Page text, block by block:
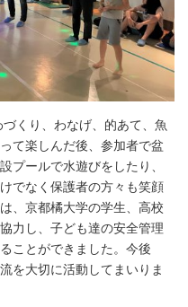
くり、わなげ、的あて、魚
て楽しんだ後、参加者で盆
プールで水遊びをしたり、
でなく保護者の方々も笑顔
、京都橘大学の学生、高校
力し、子ども達の安全管理
ことができました。今後
を大切に活動してまいりま